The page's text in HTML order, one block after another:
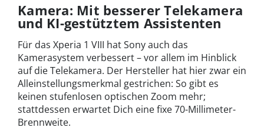
Kamera: Mit besserer Telekamera
und KI-gestütztem Assistenten
Für das Xperia 1 VIII hat Sony auch das
Kamerasystem verbessert – vor allem im Hinblick
auf die Telekamera. Der Hersteller hat hier zwar ein
Alleinstellungsmerkmal gestrichen: So gibt es
keinen stufenlosen optischen Zoom mehr;
stattdessen erwartet Dich eine fixe 70-Millimeter-
Brennweite.